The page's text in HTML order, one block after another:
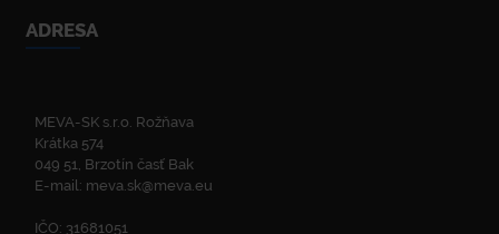
ADRESA
MEVA-SK s.r.o. Rožňava
Krátka 574
049 51, Brzotín časť Bak
E-mail: meva.sk@meva.eu
IČO: 31681051